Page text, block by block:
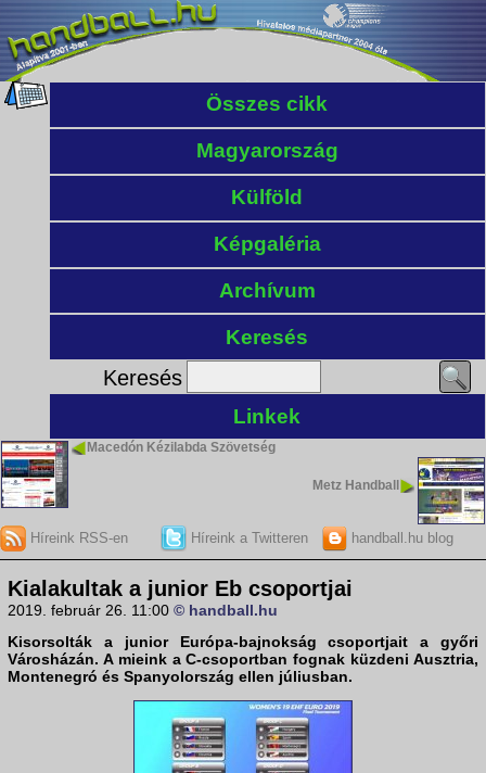
Összes cikk
Magyarország
Külföld
Képgaléria
Archívum
Keresés
Keresés
Linkek
Macedón Kézilabda Szövetség
Metz Handball
Híreink RSS-en Híreink a Twitteren handball.hu blog
Kialakultak a junior Eb csoportjai
2019. február 26. 11:00 © handball.hu
Kisorsolták a junior Európa-bajnokság csoportjait a győri
Városházán. A mieink a C-csoportban fognak küzdeni Ausztria,
Montenegró és Spanyolország ellen júliusban.